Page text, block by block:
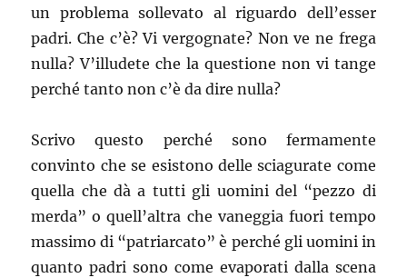
un problema sollevato al riguardo dell’esser
padri. Che c’è? Vi vergognate? Non ve ne frega
nulla? V’illudete che la questione non vi tange
perché tanto non c’è da dire nulla?
Scrivo questo perché sono fermamente
convinto che se esistono delle sciagurate come
quella che dà a tutti gli uomini del “pezzo di
merda” o quell’altra che vaneggia fuori tempo
massimo di “patriarcato” è perché gli uomini in
quanto padri sono come evaporati dalla scena